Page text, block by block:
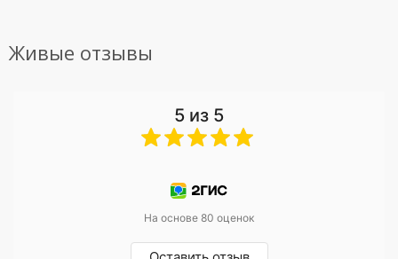
Живые отзывы
5 из 5
На основе 80 оценок